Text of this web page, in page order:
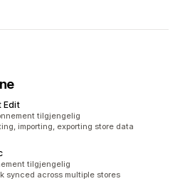
Edit
tilgjengelig
importing, exporting store data
tilgjengelig
synced across multiple stores